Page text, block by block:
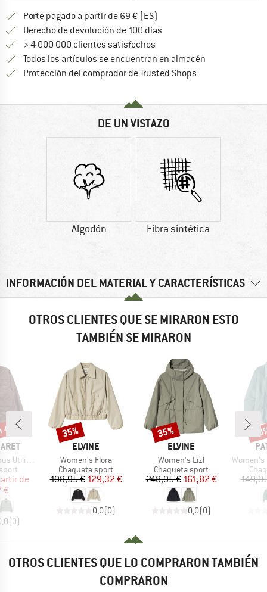
Porte pagado a partir de 69 € (ES)
Derecho de devolución de 100 días
> 4 000 000 clientes satisfechos
Todos los artículos se encuentran en almacén
Protección del comprador de Trusted Shops
DE UN VISTAZO
Algodón Fibra sintética
INFORMACIÓN DEL MATERIAL Y CARACTERÍSTICAS
OTROS CLIENTES QUE SE MIRARON ESTO
TAMBIÉN SE MIRARON
Jacket
reducido
de
€
(0)
MARCA
ELVINE
Artículo
Women's Flora
Product group
Chaqueta sport
Precio
198,95 €Precio reducido
129,32 €
0,0(0)
Descuento
35%
MARCA
ELVINE
Artículo
Women's Lizl
Product group
Chaqueta sport
Precio
248,95 €Precio reducido
161,82 €
0,0(0)
Descuento
35%
Artículo
Women's
OTROS CLIENTES QUE LO COMPRARON TAMBIÉN
COMPRARON